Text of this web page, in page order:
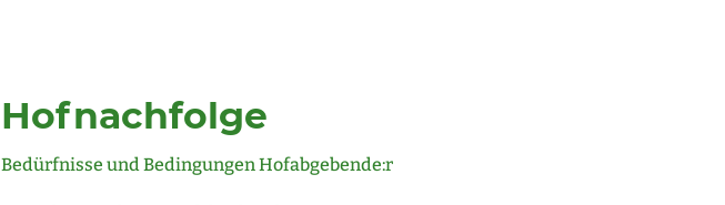
Hofnachfolge
Bedürfnisse und Bedingungen Hofabgebende:r